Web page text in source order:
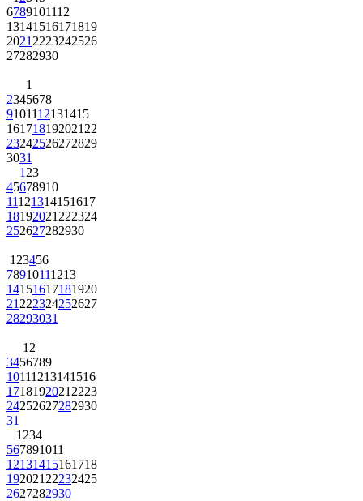
6789101112
13141516171819
2021 2223242526
27282930
1
2345678
9101112131415
161718192021 22
23242526272829
3031
1 23
45678910
11121314151617
18192021 222324
252627282930
1 23456
78910111213
14151617181920
21 222324252627
28293031
1 2
3456789
10111213141516
1718192021 2223
24252627282930
31
1 234
567891011
12131415161718
192021 22232425
2627282930